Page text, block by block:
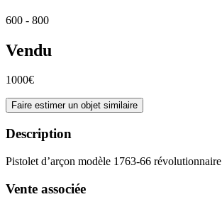
600 - 800
Vendu
1000€
Faire estimer un objet similaire
Description
Pistolet d’arçon modèle 1763-66 révolutionnaire
Vente associée